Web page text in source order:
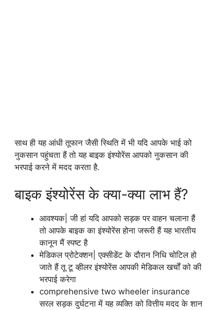
साथ ही यह आंधी तूफान जैसी स्थिति में भी यदि आपके भाई को
नुकसान पहुंचता हैं तो यह बाइक इंश्योरेंस आपको नुकसान की
भरपाई करने में मदद करता है.
बाइक इंश्योरेंस के क्या-क्या लाभ हैं?
आवश्यक| जी हां यदि आपको सड़क पर वाहन चलाना हैं
तो आपके बाइक का इंश्योरेंस होना जरूरी हैं यह भारतीय
कानून मैं स्पष्ट है
मेडिकल प्रोटेक्शन| एक्सीडेंट के दौरान निधि चोटिल हो
जाते हैं तू टू व्हीलर इंश्योरेंस आपकी मेडिकल खर्चों को की
भरपाई करेगा
comprehensive two wheeler insurance
सरल सड़क दुर्घटना में यह व्यक्ति को वित्तीय मदद के शान